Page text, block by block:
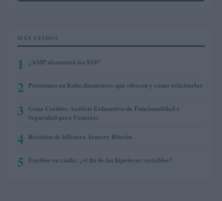
MÁS LEÍDOS
1 ¿AMP alcanzará los $10?
2 Préstamos en Kubo.financiero: qué ofrecen y cómo solicitarlos
3 Gana Crédito: Análisis Exhaustivo de Funcionalidad y
Seguridad para Usuarios
4 Revisión de billetera Armory Bitcoin
5 Euríbor en caída: ¿el fin de las hipotecas variables?